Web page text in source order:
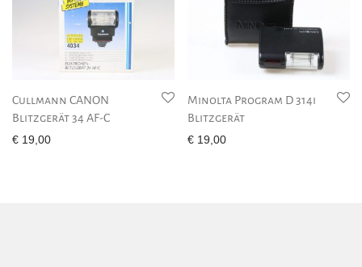
Cullmann CANON
Blitzgerät 34 AF-C
€ 19,00
Minolta Program D 314i
Blitzgerät
€ 19,00